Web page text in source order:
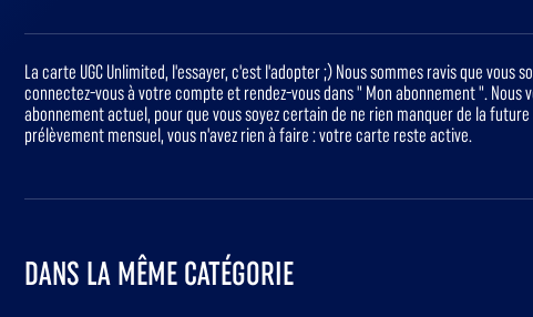
La carte UGC Unlimited, l'essayer, c'est l'adopter ;) Nous sommes ravis que
connectez-vous à votre compte et rendez-vous dans " Mon abonnement ".
abonnement actuel, pour que vous soyez certain de ne rien manquer de la
prélèvement mensuel, vous n'avez rien à faire : votre carte reste active.
DANS LA MÊME CATÉGORIE